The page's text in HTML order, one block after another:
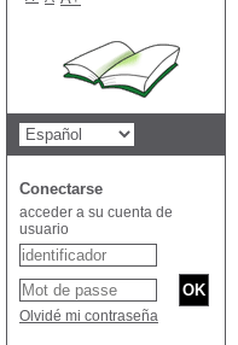
Conectarse
acceder a su cuenta de
usuario
Olvidé mi contraseña